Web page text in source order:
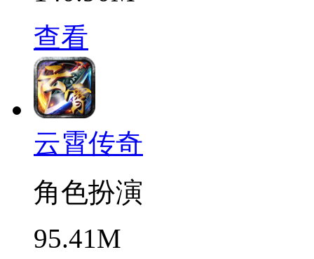
查看
云霄传奇
角色扮演
95.41M